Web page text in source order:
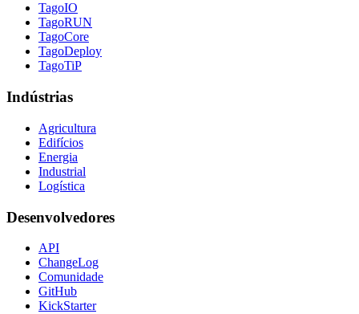
TagoIO
TagoRUN
TagoCore
TagoDeploy
TagoTiP
Indústrias
Agricultura
Edifícios
Energia
Industrial
Logística
Desenvolvedores
API
ChangeLog
Comunidade
GitHub
KickStarter